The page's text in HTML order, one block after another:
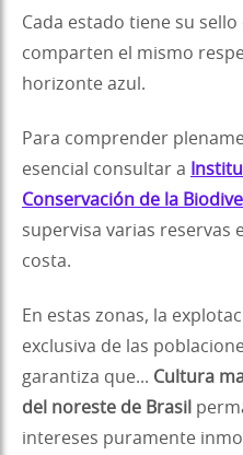
Cada estado tiene su
comparten el mismo
horizonte azul.
Para comprender
esencial consultar a
Conservación de la
supervisa varias reservas
costa.
En estas zonas, la
exclusiva de las
garantiza que... Cultura
del noreste de Brasil
intereses puramente